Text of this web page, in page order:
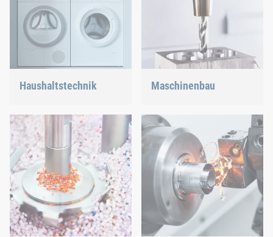
Haushaltstechnik
oder im Backofen, wir
sorgen für eine
passgenaue Verbindung.
Maschinenbau
innovativste Industrie mit
unseren innovativen
Verbindungslösungen.